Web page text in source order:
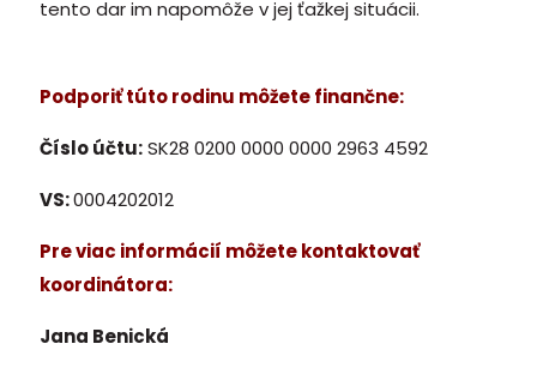
tento dar im napomôže v jej ťažkej situácii.
Podporiť túto rodinu môžete finančne:
Číslo účtu:SK28 0200 0000 0000 2963 4592
VS:0004202012
Pre viac informácií môžete kontaktovať
koordinátora:
Jana Benická